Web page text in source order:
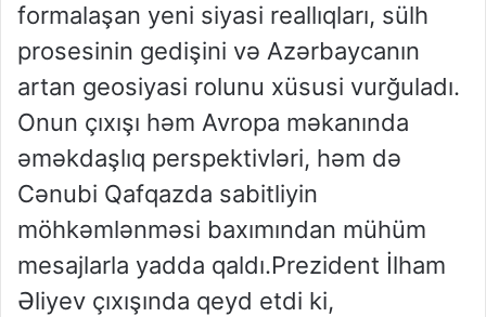
formalaşan yeni siyasi reallıqları, sülh
prosesinin gedişini və Azərbaycanın
artan geosiyasi rolunu xüsusi vurğuladı.
Onun çıxışı həm Avropa məkanında
əməkdaşlıq perspektivləri, həm də
Cənubi Qafqazda sabitliyin
möhkəmlənməsi baxımından mühüm
mesajlarla yadda qaldı.Prezident İlham
Əliyev çıxışında qeyd etdi ki,